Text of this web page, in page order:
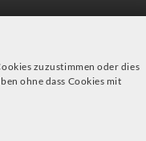
zuzustimmen oder dies
ohne dass Cookies mit